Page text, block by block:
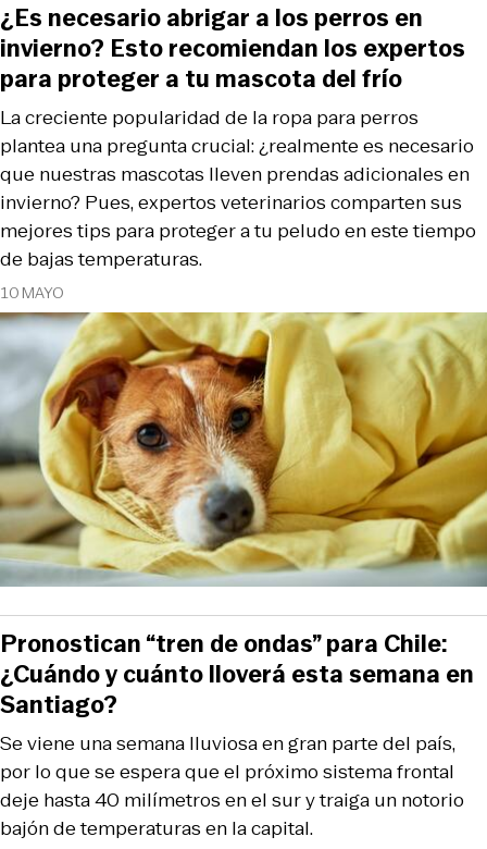
10 MAYO
La creciente popularidad de la ropa para perros
plantea una pregunta crucial: ¿realmente es necesario
que nuestras mascotas lleven prendas adicionales en
invierno? Pues, expertos veterinarios comparten sus
mejores tips para proteger a tu peludo en este tiempo
de bajas temperaturas.
¿Es necesario abrigar a los perros en
invierno? Esto recomiendan los expertos
para proteger a tu mascota del frío
Se viene una semana lluviosa en gran parte del país,
por lo que se espera que el próximo sistema frontal
deje hasta 40 milímetros en el sur y traiga un notorio
bajón de temperaturas en la capital.
Pronostican “tren de ondas” para Chile:
¿Cuándo y cuánto lloverá esta semana en
Santiago?